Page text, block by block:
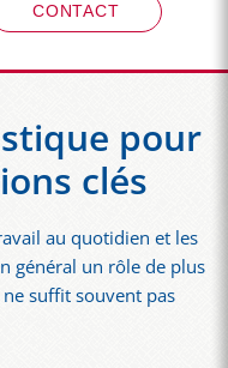
CONTACT
pour
clés
au quotidien et les
général un rôle de plus
suffit souvent pas